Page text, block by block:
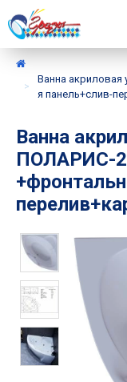
Ванна акриловая
я панель+слив-
Ванна
ПОЛАРИС-2